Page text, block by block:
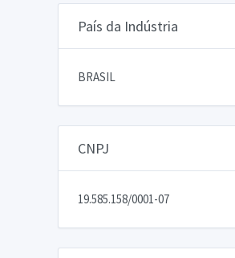
País da Indústria
BRASIL
CNPJ
19.585.158/0001-07